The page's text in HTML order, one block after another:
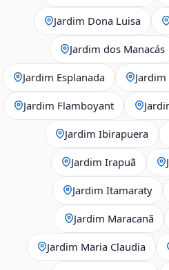
Jardim Dona Luisa
Jardim dos Manacás
Jardim Esplanada
Jardim Flamboyant
Jardim Ibirapuera
Jardim Irapuã
Jardim Itamaraty
Jardim Maracanã
Jardim Maria Claudia